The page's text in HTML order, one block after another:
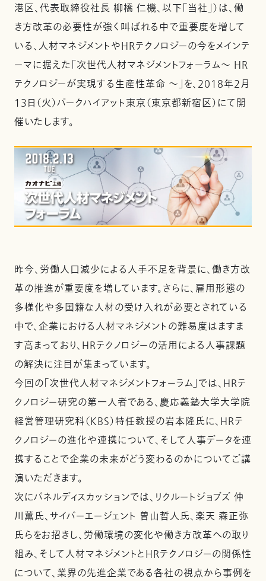
港区、代表取締役社長 柳橋 仁機、以下「当社」）は、働
き方改革の必要性が強く叫ばれる中で重要度を増して
いる、人材マネジメントやHRテクノロジーの今をメインテ
ーマに据えた「次世代人材マネジメントフォーラム～ HR
テクノロジーが実現する生産性革命 ～」を、2018年2月
13日（火）パークハイアット東京（東京都新宿区）にて開
催いたします。
昨今、労働人口減少による人手不足を背景に、働き方改
革の推進が重要度を増しています。さらに、雇用形態の
多様化や多国籍な人材の受け入れが必要とされている
中で、企業における人材マネジメントの難易度はますま
す高まっており、HRテクノロジーの活用による人事課題
の解決に注目が集まっています。
今回の「次世代人材マネジメントフォーラム」では、HRテ
クノロジー研究の第一人者である、慶応義塾大学大学院
経営管理研究科（KBS）特任教授の岩本隆氏に、HRテ
クノロジーの進化や連携について、そして人事データを連
携することで企業の未来がどう変わるのかについてご講
演いただきます。
次にパネルディスカッションでは、リクルートジョブズ 仲
川薫氏、サイバーエージェント 曽山哲人氏、楽天 森正弥
氏らをお招きし、労働環境の変化や働き方改革への取り
組み、そして人材マネジメントとHRテクノロジーの関係性
について、業界の先進企業である各社の視点から事例を